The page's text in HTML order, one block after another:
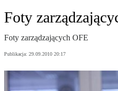
Foty
Foty zarządzających OFE
Publikacja: 29.09.2010 20:17